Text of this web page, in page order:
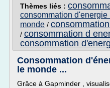
Thèmes liés :
consommation
monde /
/ consommation d
consommation
Consommation
le monde ...
Grâce à Gapminder ,